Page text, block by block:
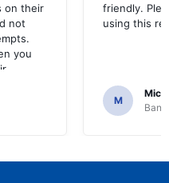
on their
not
you
friendly.
using this
M